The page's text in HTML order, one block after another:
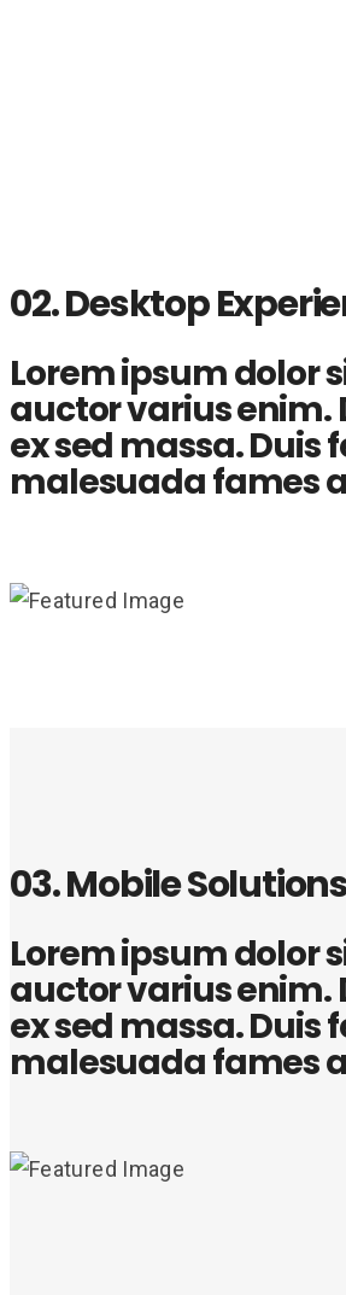
02. Desktop
Lorem ipsum dolor
auctor varius enim.
ex sed massa.
malesuada fames
03. Mobile
Lorem ipsum dolor
auctor varius enim.
ex sed massa.
malesuada fames